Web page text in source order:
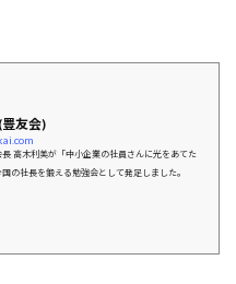
友会)
高木利美が「中小企業の社員さんに光をあてた
の社長を鍛える勉強会として発足しました。